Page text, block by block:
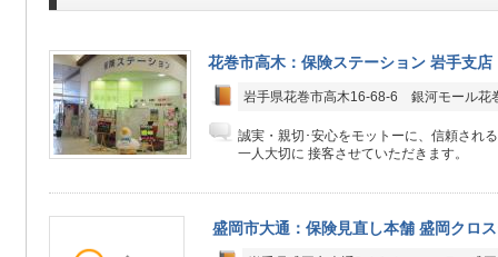
花巻市高木：保険ステーション 岩手支店
岩手県花巻市高木16-68-6 銀河モール花
誠実・親切･安心をモットーに、信頼され
一人大切に 接客させていただきます。
盛岡市大通：保険見直し本舗 盛岡クロ